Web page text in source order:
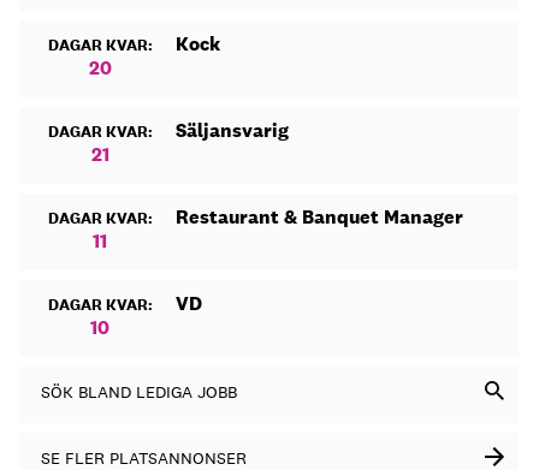
DAGAR KVAR:
20
Kock
DAGAR KVAR:
21
Säljansvarig
DAGAR KVAR:
11
Restaurant & Banquet Manager
DAGAR KVAR:
10
VD
SÖK BLAND LEDIGA JOBB
SE FLER PLATSANNONSER